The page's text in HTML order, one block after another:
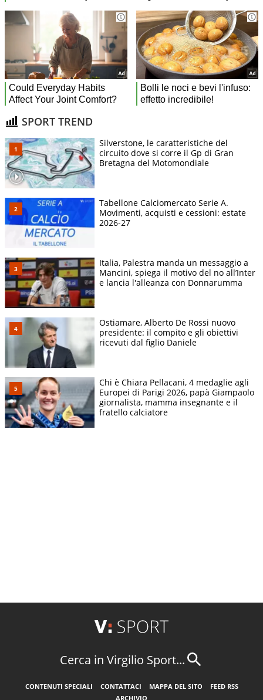
SPORT TREND
Silverstone, le caratteristiche del
circuito dove si corre il Gp di Gran
Bretagna del Motomondiale
Tabellone Calciomercato Serie A.
Movimenti, acquisti e cessioni: estate
2026-27
Italia, Palestra manda un messaggio a
Mancini, spiega il motivo del no all’Inter
e lancia l'alleanza con Donnarumma
Ostiamare, Alberto De Rossi nuovo
presidente: il compito e gli obiettivi
ricevuti dal figlio Daniele
Chi è Chiara Pellacani, 4 medaglie agli
Europei di Parigi 2026, papà Giampaolo
giornalista, mamma insegnante e il
fratello calciatore
Cerca in Virgilio Sport...
CONTENUTI SPECIALI CONTATTACI MAPPA DEL SITO
FEED RSS
ARCHIVIO